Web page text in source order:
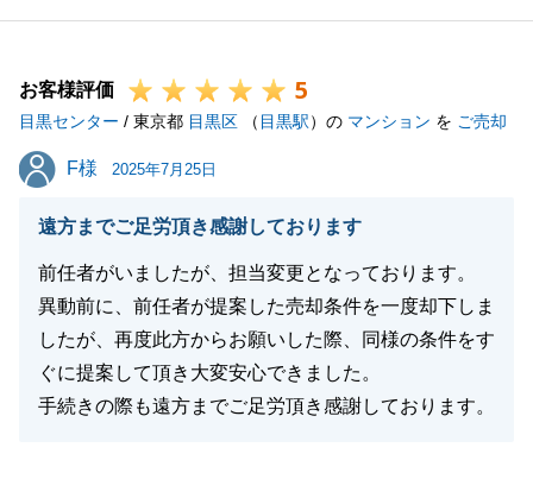
まして、大変嬉しく思います。
気軽にご連絡いただけますと幸いです。
引き続き、東急リバブルをご愛顧のほど何卒よろしく
お願い申し上げます。
閉じる
お客様評価 5
目黒センター / 東京都 目黒区 （ 目黒駅）の マンション を ご売却
F様
F様 2025年7月25日
遠方までご足労頂き感謝しております
前任者がいましたが、担当変更となっております。
異動前に、前任者が提案した売却条件を一度却下しま
したが、再度此方からお願いした際、同様の条件をす
ぐに提案して頂き大変安心できました。
手続きの際も遠方までご足労頂き感謝しております。